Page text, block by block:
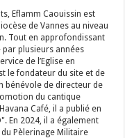
Eflamm Caouissin est
de Vannes au niveau
Tout en approfondissant
plusieurs années
de l’Eglise en
le fondateur du site et de
bénévole de directeur de
du cantique
Café, il a publié en
En 2024, il a également
du Pèlerinage Militaire